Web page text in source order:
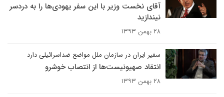
آقای نخست وزیر با این سفر یهودی‌ها را به دردسر
نیندازید
۲۸ بهمن ۱۳۹۳
سفیر ایران در سازمان ملل مواضع ضداسرائیلی دارد
انتقاد صهیونیست‌ها از انتصاب خوشرو
۲۸ بهمن ۱۳۹۳